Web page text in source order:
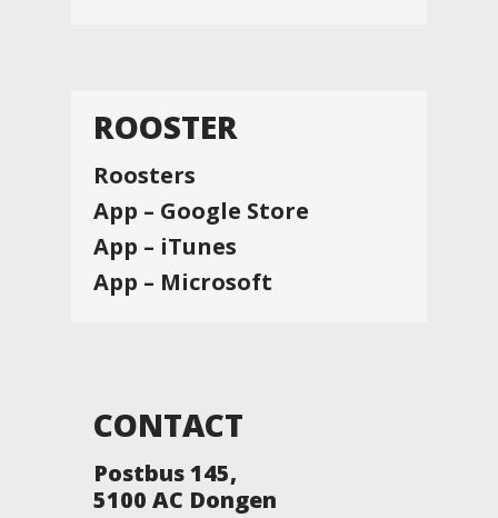
ROOSTER
Roosters
App – Google Store
App – iTunes
App – Microsoft
CONTACT
Postbus 145,
5100 AC Dongen